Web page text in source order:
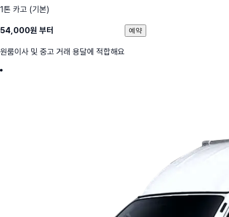
1톤 카고 (기본)
54,000원 부터
원룸이사 및 중고 거래 용달에 적합해요
예약